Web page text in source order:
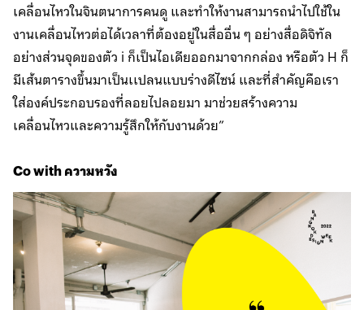
เคลื่อนไหวในจินตนาการคนดู และทำให้งานสามารถนำไปใช้ใน
งานเคลื่อนไหวต่อได้เวลาที่ต้องอยู่ในสื่ออื่น ๆ อย่างสื่อดิจิทัล
อย่างส่วนจุดของตัว i ก็เป็นไอเดียออกมาจากกล่อง หรือตัว H ก็
มีเส้นตารางขึ้นมาเป็นเเปลนแบบร่างดีไซน์ และที่สำคัญคือเรา
ใส่องค์ประกอบรองที่ลอยไปลอยมา มาช่วยสร้างความ
เคลื่อนไหวและความรู้สึกให้กับงานด้วย”
Co with ความหวัง